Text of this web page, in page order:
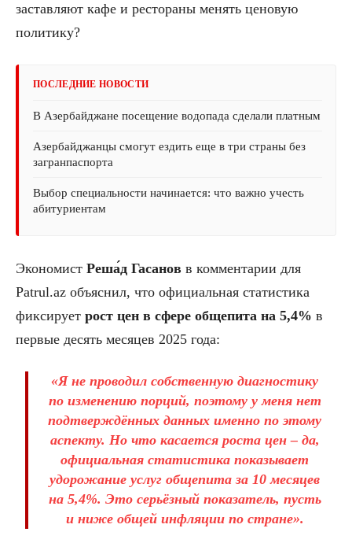
заставляют кафе и рестораны менять ценовую
политику?
ПОСЛЕДНИЕ НОВОСТИ
В Азербайджане посещение водопада сделали платным
Азербайджанцы смогут ездить еще в три страны без
загранпаспорта
Выбор специальности начинается: что важно учесть
абитуриентам
Экономист Реша́д Гасанов в комментарии для
Patrul.az объяснил, что официальная статистика
фиксирует рост цен в сфере общепита на 5,4% в
первые десять месяцев 2025 года:
«Я не проводил собственную диагностику
по изменению порций, поэтому у меня нет
подтверждённых данных именно по этому
аспекту. Но что касается роста цен – да,
официальная статистика показывает
удорожание услуг общепита за 10 месяцев
на 5,4%. Это серьёзный показатель, пусть
и ниже общей инфляции по стране».